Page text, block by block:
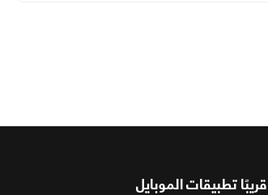
قريبًا تطبيقات الموبايل